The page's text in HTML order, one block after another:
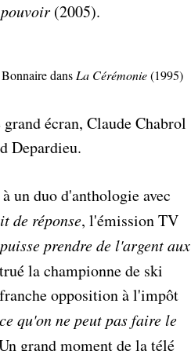
(2005).
dans La Cérémonie(1995)
écran, Claude Chabrol
Depardieu.
un duo d'anthologie avec
de réponse, l'émission TV
prendre de l'argent aux
la championne de ski
opposition à l'impôt
qu'on ne peut pas faire le
grand moment de la télé